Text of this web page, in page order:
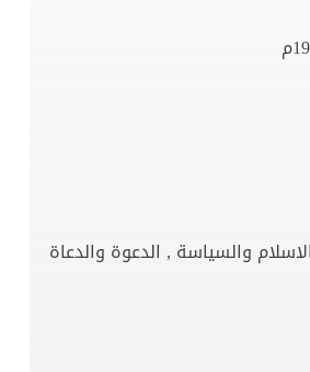
والسياسة , الدعوة والدعاة